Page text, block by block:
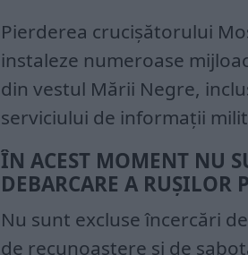
Pierderea crucişătorului
instaleze numeroase
din vestul Mării Negre,
serviciului de informaţii
ÎN ACEST MOMENT NU
DEBARCARE A RUȘILOR
Nu sunt excluse încercări
de recunoaştere şi de